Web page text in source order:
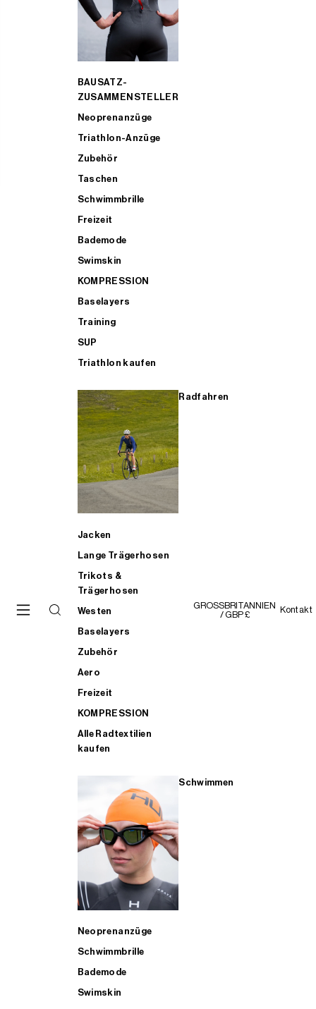
BAUSATZ-
ZUSAMMENSTELLER
Neoprenanzüge
Triathlon-Anzüge
Zubehör
Taschen
Schwimmbrille
Freizeit
Bademode
Swimskin
KOMPRESSION
Baselayers
Training
SUP
Triathlon kaufen
Radfahren
Jacken
Lange Trägerhosen
Trikots &
Trägerhosen
Westen
Baselayers
Zubehör
Aero
Freizeit
KOMPRESSION
Alle Radtextilien
kaufen
Schwimmen
Neoprenanzüge
Schwimmbrille
Bademode
Swimskin
GROSSBRITANNIEN
/ GBP £
Kontakt